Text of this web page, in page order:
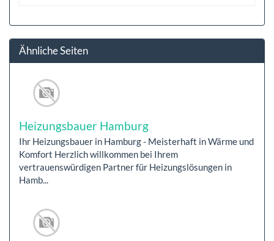
Ähnliche Seiten
Heizungsbauer Hamburg
Ihr Heizungsbauer in Hamburg - Meisterhaft in Wärme und
Komfort Herzlich willkommen bei Ihrem
vertrauenswürdigen Partner für Heizungslösungen in
Hamb...